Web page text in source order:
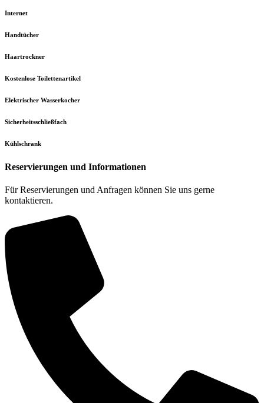
Internet
Handtücher
Haartrockner
Kostenlose Toilettenartikel
Elektrischer Wasserkocher
Sicherheitsschließfach
Kühlschrank
Reservierungen und Informationen
Für Reservierungen und Anfragen können Sie uns gerne
kontaktieren.